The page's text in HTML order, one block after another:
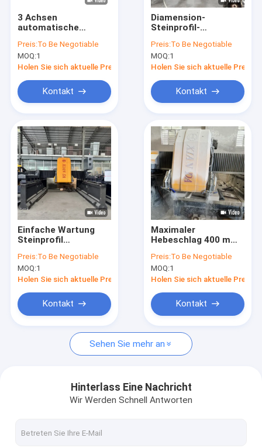
Produkte
VR Show
Über uns
Fabrik-Ausflug
Treten Sie mit uns in Verbindung
Nachrichten
Fordern Sie ein Zitat
schnitzende Steinmaschine cnc
Spalten-Schneidemaschine
3 Achsen
automatische
Linienschneidmaschine
für Steinprofile
Preis:To Be Negotiable
MOQ:1
Holen Sie sich aktuelle Preis
Kontakt
Diamension-
Steinprofil-
mit hoher
Schnittgenauigkeit
und automatischer
Preis:To Be Negotiable
MOQ:1
Holen Sie sich aktuelle Preis
Kontakt
Einfache Wartung
Steinprofil
mit Blade Diameter
Bereich 400-700mm
Preis:To Be Negotiable
MOQ:1
Holen Sie sich aktuelle Preis
Kontakt
Maximaler
Hebeschlag 400 mm
Schwerlastmaschinen
für Stein
Preis:To Be Negotiable
MOQ:1
Holen Sie sich aktuelle Preis
Kontakt
Sehen Sie mehr an
Hinterlass Eine Nachricht
Wir Werden Schnell Antworten